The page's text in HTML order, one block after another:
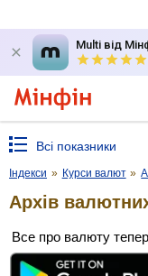
Multi від
Всі показники
Індекси » Курси валют »
Архів
Все про валюту